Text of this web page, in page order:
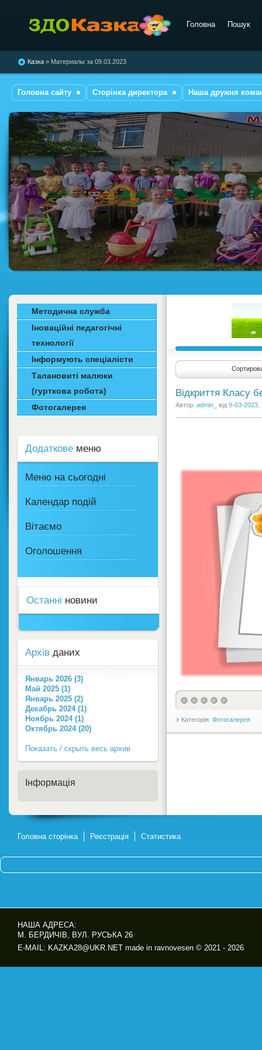
"Казка"
Головна Пошук
Казка » Материалы за 09.03.2023
Головна сайту Сторінка директора Наша дружня
Відкриття Класу
Автор: admin_ від 9-03-2023,
Категорія: Фотогалерея
Методична служба
Іноваційні педагогічні
технології
Інформують спеціалісти
Талановиті малюки
(гурткова робота)
Фотогалерея
Додаткове меню
Меню на сьогодні
Календар подій
Вітаємо
Оголошення
Останні новини
Архів даних
Январь 2026 (3)
Май 2025 (1)
Январь 2025 (2)
Декабрь 2024 (1)
Ноябрь 2024 (1)
Октябрь 2024 (20)
Показать / скрыть весь архив
Інформація
Головна сторінка Реєстрація Статистика
НАША АДРЕСА:
М. БЕРДИЧІВ, ВУЛ. РУСЬКА 26
E-MAIL: KAZKA28@UKR.NET made in ravnovesen © 2021 - 2026